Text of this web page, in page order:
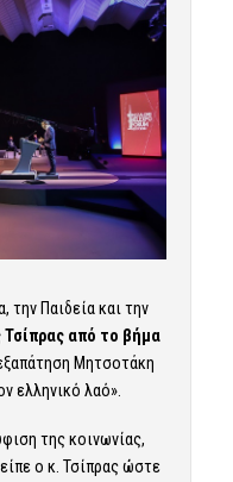
την Παιδεία και την
Τσίπρας από το βήμα
Μητσοτάκη
ελληνικό λαό».
της κοινωνίας,
ο κ. Τσίπρας ώστε